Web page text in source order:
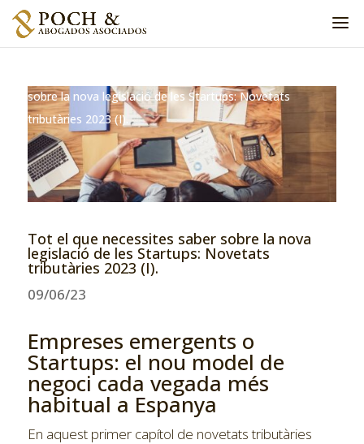
sobre la nova legislació de les Startups: Novetats
tributàries 2023 (I).
Tot el que necessites saber sobre la nova
legislació de les Startups: Novetats
tributàries 2023 (I).
09/06/23
Empreses emergents o
Startups: el nou model de
negoci cada vegada més
habitual a Espanya
En aquest primer capítol de novetats tributàries